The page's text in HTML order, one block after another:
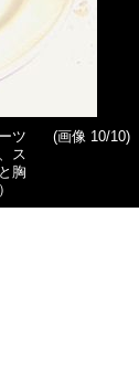
ツ
ス
胸
(画像 10/10)